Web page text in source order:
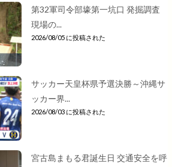
第32軍司令部壕第一坑口 発掘調査
現場の...
2026/08/05 に投稿された
サッカー天皇杯県予選決勝～沖縄サ
ッカー界...
2026/08/03 に投稿された
宮古島まもる君誕生日 交通安全を呼